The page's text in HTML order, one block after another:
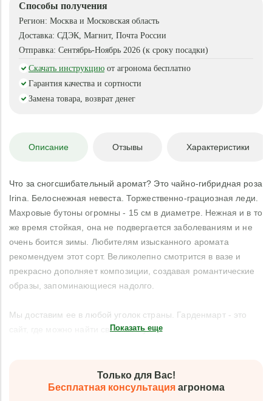
Способы получения
Регион: Москва и Московская область
Доставка: СДЭК, Магнит, Почта России
Отправка: Сентябрь-Ноябрь 2026 (к сроку посадки)
Скачать инструкцию от агронома бесплатно
Гарантия качества и сортности
Замена товара, возврат денег
Описание Отзывы Характеристики
Что за сногсшибательный аромат? Это чайно-гибридная роза
Irina. Белоснежная невеста. Торжественно-грациозная леди.
Махровые бутоны огромны - 15 см в диаметре. Нежная и в то
же время стойкая, она не подвергается заболеваниям и не
очень боится зимы. Любителям изысканного аромата
рекомендуем этот сорт. Великолепно смотрится в вазе и
прекрасно дополняет композиции, создавая романтические
образы, запоминающиеся надолго.
Мы доставим ее в любой уголок страны. Гарденмарт - это
сайт, где можно найти свою мечту!
Показать еще
Только для Вас!
Бесплатная консультацияагронома